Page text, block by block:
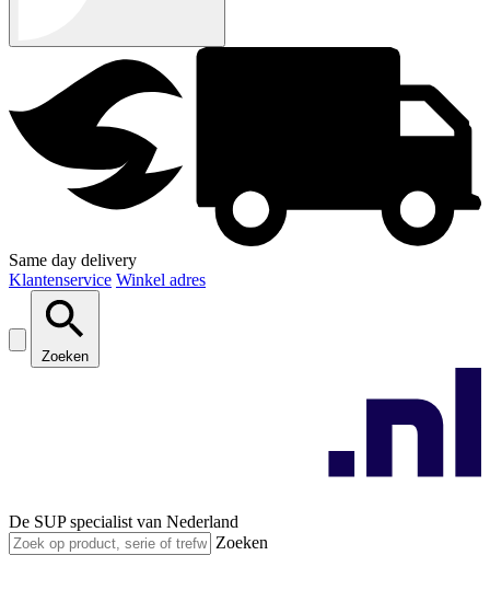
Same day delivery
Klantenservice Winkel adres
Zoeken
De SUP specialist van Nederland
Zoeken